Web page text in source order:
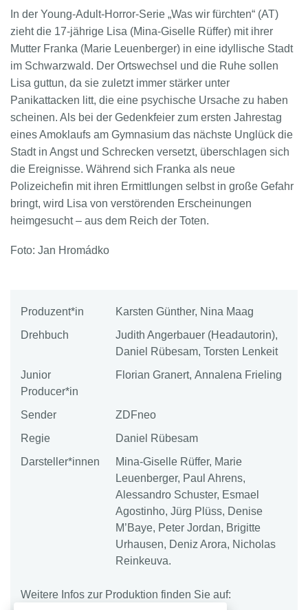
In der Young-Adult-Horror-Serie „Was wir fürchten“ (AT)
zieht die 17-jährige Lisa (Mina-Giselle Rüffer) mit ihrer
Mutter Franka (Marie Leuenberger) in eine idyllische Stadt
im Schwarzwald. Der Ortswechsel und die Ruhe sollen
Lisa guttun, da sie zuletzt immer stärker unter
Panikattacken litt, die eine psychische Ursache zu haben
scheinen. Als bei der Gedenkfeier zum ersten Jahrestag
eines Amoklaufs am Gymnasium das nächste Unglück die
Stadt in Angst und Schrecken versetzt, überschlagen sich
die Ereignisse. Während sich Franka als neue
Polizeichefin mit ihren Ermittlungen selbst in große Gefahr
bringt, wird Lisa von verstörenden Erscheinungen
heimgesucht – aus dem Reich der Toten.
Foto: Jan Hromádko
Produzent*in
Karsten Günther, Nina Maag
Drehbuch
Judith Angerbauer (Headautorin),
Daniel Rübesam, Torsten Lenkeit
Junior
Producer*in
Florian Granert, Annalena Frieling
Sender
ZDFneo
Regie
Daniel Rübesam
Darsteller*innen
Mina-Giselle Rüffer, Marie
Leuenberger, Paul Ahrens,
Alessandro Schuster, Esmael
Agostinho, Jürg Plüss, Denise
M’Baye, Peter Jordan, Brigitte
Urhausen, Deniz Arora, Nicholas
Reinkeuva.
Weitere Infos zur Produktion finden Sie auf: